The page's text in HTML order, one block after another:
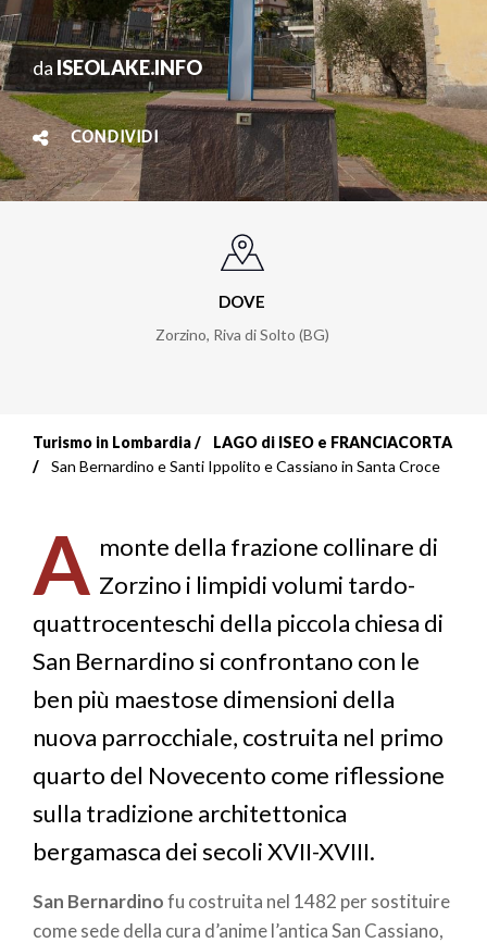
da ISEOLAKE.INFO
CONDIVIDI
DOVE
Zorzino, Riva di Solto (BG)
Briciole
pane
Turismo in Lombardia
LAGO di ISEO e FRANCIACORTA
San Bernardino e Santi Ippolito e Cassiano in Santa Croce
A monte della frazione collinare di
Zorzino i limpidi volumi tardo-
quattrocenteschi della piccola chiesa di
San Bernardino si confrontano con le
ben più maestose dimensioni della
nuova parrocchiale, costruita nel primo
quarto del Novecento come riflessione
sulla tradizione architettonica
bergamasca dei secoli XVII-XVIII.
San Bernardinofu costruita nel 1482 per sostituire
come sede della cura d’anime l’antica San Cassiano,